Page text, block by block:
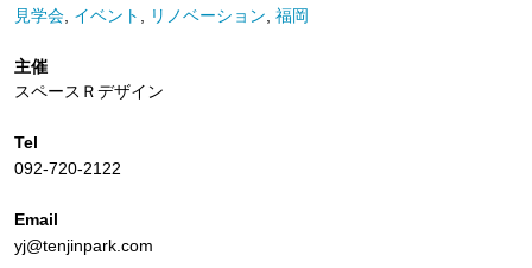
見学会 イベント リノベーション 福岡
主催
スペースＲデザイン
Tel
092-720-2122
Email
yj@tenjinpark.com